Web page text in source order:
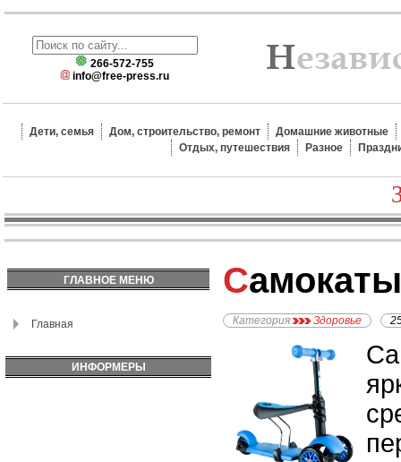
266-572-755
info@free-press.ru
Дети, семья Дом, строительство, ремонт
Домашние животные
Отдых, путешествия
Разное
ГЛАВНОЕ МЕНЮ
Главная
ИНФОРМЕРЫ
Категория Здоровье